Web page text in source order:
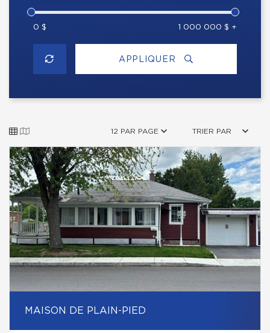
0 $ 1 000 000 $ +
APPLIQUER
12 PAR PAGE TRIER PAR
MAISON DE PLAIN-PIED